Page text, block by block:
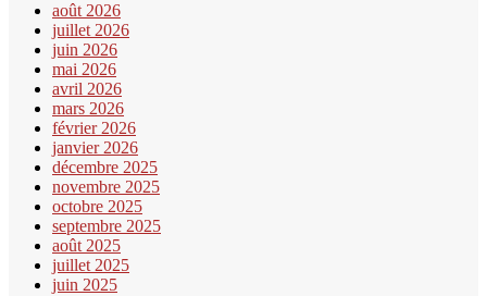
août 2026
juillet 2026
juin 2026
mai 2026
avril 2026
mars 2026
février 2026
janvier 2026
décembre 2025
novembre 2025
octobre 2025
septembre 2025
août 2025
juillet 2025
juin 2025